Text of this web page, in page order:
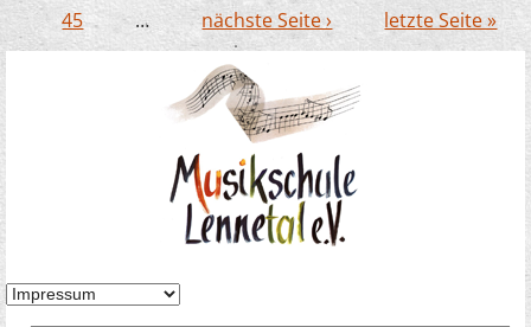
45
… nächste Seite › letzte Seite »